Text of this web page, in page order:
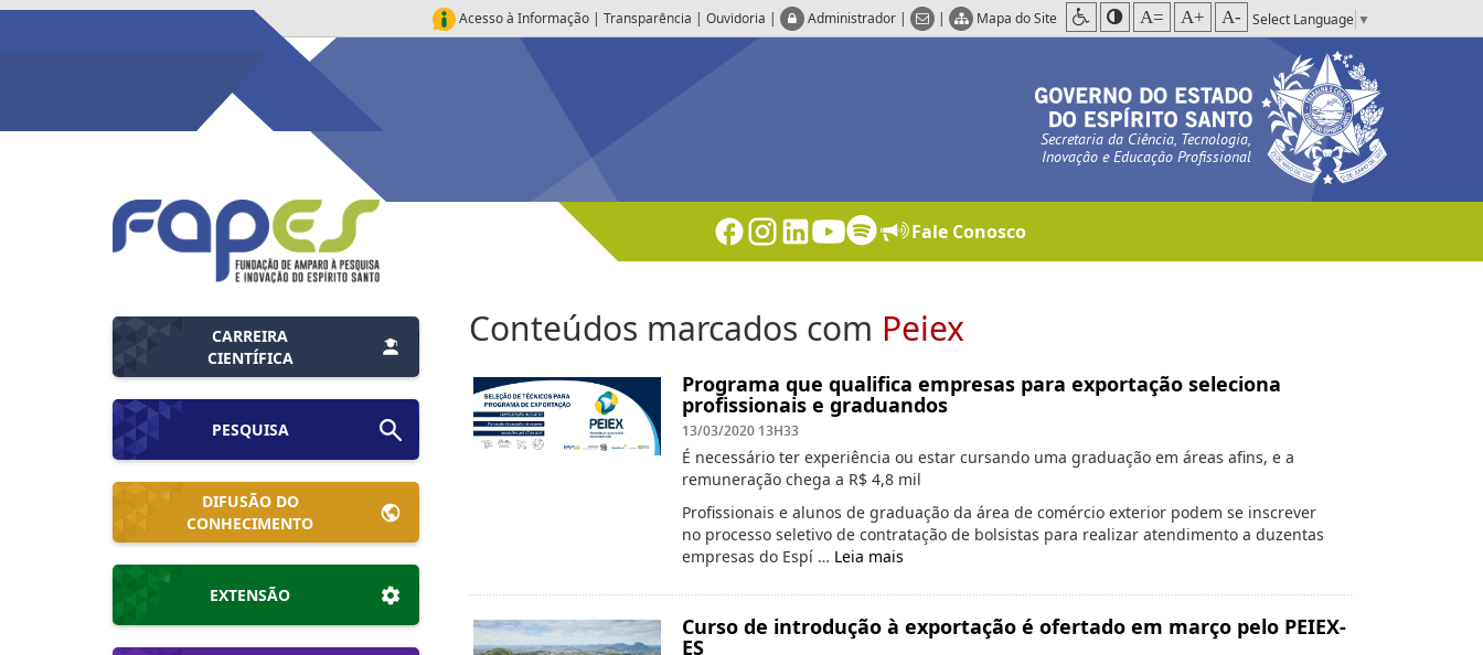
Acesso à Informação | Transparência | Ouvidoria | Administrador | | Mapa do Site A= A+ A- Select Language ▼
Secretaria da Ciência, Tecnologia,
Inovação e Educação Profissional
Fale Conosco
CARREIRA
CIENTÍFICA
PESQUISA
DIFUSÃO DO
CONHECIMENTO
EXTENSÃO
Conteúdos marcados com Peiex
Programa que qualifica empresas para exportação seleciona
profissionais e graduandos
13/03/2020 13H33
É necessário ter experiência ou estar cursando uma graduação em áreas afins, e a
remuneração chega a R$ 4,8 mil
Profissionais e alunos de graduação da área de comércio exterior podem se inscrever
no processo seletivo de contratação de bolsistas para realizar atendimento a duzentas
empresas do Espí … Leia mais
Curso de introdução à exportação é ofertado em março pelo PEIEX-
ES